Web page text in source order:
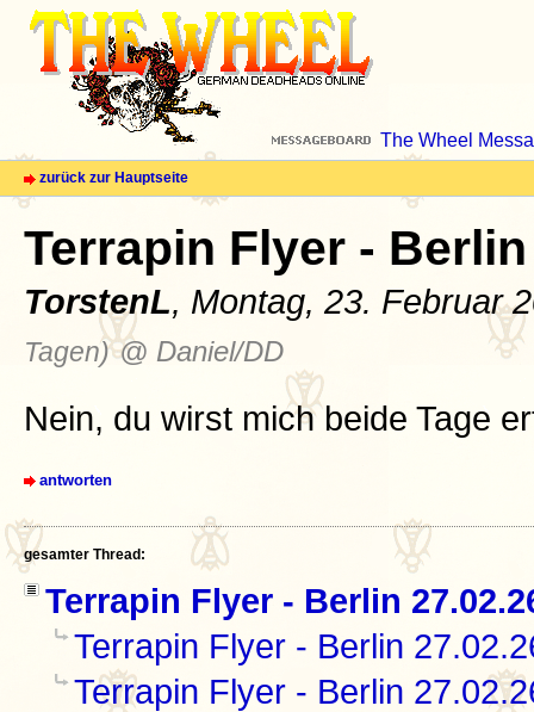
The Wheel
zurück zur Hauptseite
Terrapin Flyer - Berlin
TorstenL, Montag, 23. Februar
Tagen) @ Daniel/DD
Nein, du wirst mich beide Tage
antworten
gesamter Thread:
Terrapin Flyer - Berlin
Terrapin Flyer - Berlin
Terrapin Flyer - Berlin